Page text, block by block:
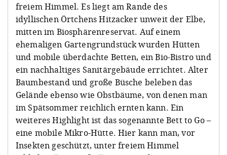
freiem Himmel. Es liegt am Rande des
idyllischen Örtchens Hitzacker unweit der Elbe,
mitten im Biosphärenreservat. Auf einem
ehemaligen Gartengrundstück wurden Hütten
und mobile überdachte Betten, ein Bio-Bistro und
ein nachhaltiges Sanitärgebäude errichtet. Alter
Baumbestand und große Büsche beleben das
Gelände ebenso wie Obstbäume, von denen man
im Spätsommer reichlich ernten kann. Ein
weiteres Highlight ist das sogenannte Bett to Go –
eine mobile Mikro-Hütte. Hier kann man, vor
Insekten geschützt, unter freiem Himmel